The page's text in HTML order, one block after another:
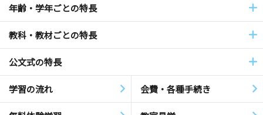
年齢・学年ごとの特長
教科・教材ごとの特長
公文式の特長
学習の流れ 会費・各種手続き